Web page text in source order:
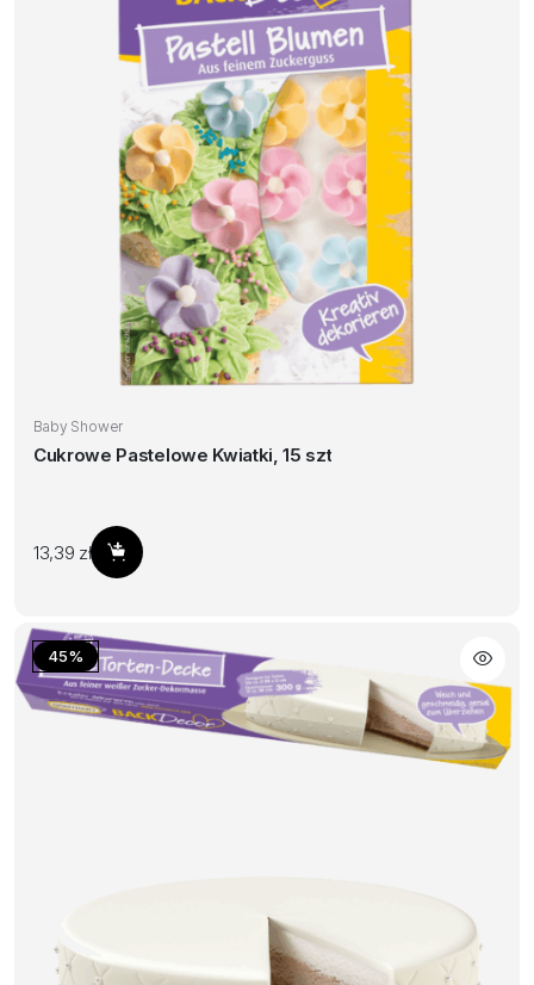
Baby Shower
Cukrowe Pastelowe Kwiatki, 15 szt
13,39 zł Dodaj do koszyka
45%